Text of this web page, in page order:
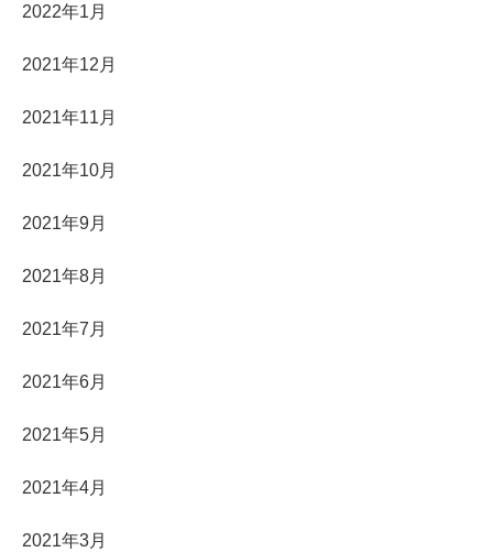
2022年1月
2021年12月
2021年11月
2021年10月
2021年9月
2021年8月
2021年7月
2021年6月
2021年5月
2021年4月
2021年3月